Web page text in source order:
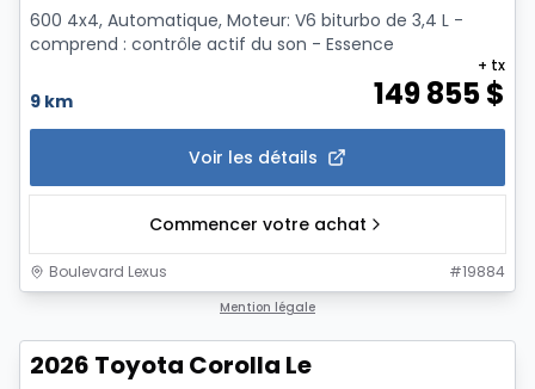
600 4x4, Automatique, Moteur: V6 biturbo de 3,4 L -
comprend : contrôle actif du son - Essence
9 km 149 855$
+ tx
Voir les détails
Commencer votre achat
Boulevard Lexus #19884
Mention légale
2026 Toyota Corolla Le